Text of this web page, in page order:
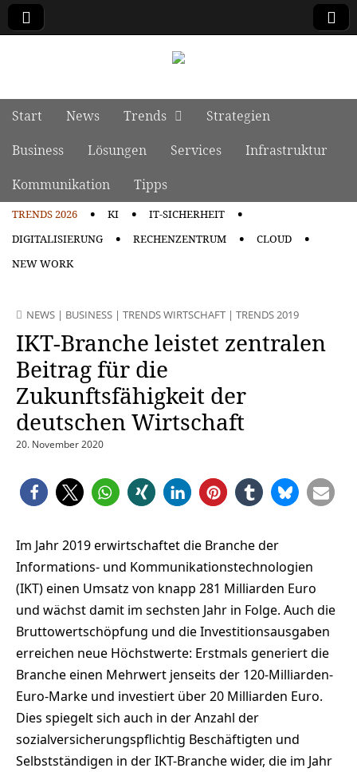
Main menu
Skip to content
Start News Trends
Strategien
Business
Lösungen Services
Infrastruktur
Kommunikation
Tipps
TRENDS 2026 KI
IT-SICHERHEIT
DIGITALISIERUNG
RECHENZENTRUM
CLOUD
NEW WORK
NEWS | BUSINESS | TRENDS WIRTSCHAFT | TRENDS 2019
IKT-Branche leistet zentralen
Beitrag für die
Zukunftsfähigkeit der
deutschen Wirtschaft
20. November 2020
Im Jahr 2019 erwirtschaftet die Branche der
Informations- und Kommunikationstechnologien
(IKT) einen Umsatz von knapp 281 Milliarden Euro
und wächst damit im sechsten Jahr in Folge. Auch die
Bruttowertschöpfung und die Investitionsausgaben
erreichen neue Höchstwerte: Erstmals generiert die
Branche einen Mehrwert jenseits der 120-Milliarden-
Euro-Marke und investiert über 20 Milliarden Euro.
Dies spiegelt sich auch in der Anzahl der
sozialversicherungspflichtig Beschäftigten und
Selbstständigen in der IKT-Branche wider, die im Jahr